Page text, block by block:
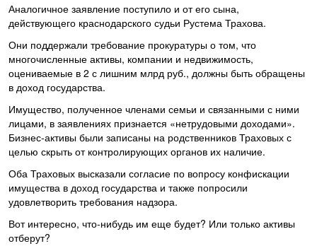
Аналогичное заявление поступило и от его сына,
действующего краснодарского судьи Рустема Трахова.
Они поддержали требование прокуратуры о том, что
многочисленные активы, компании и недвижимость,
оцениваемые в 2 с лишним млрд руб., должны быть обращены
в доход государства.
Имущество, полученное членами семьи и связанными с ними
лицами, в заявлениях признается «нетрудовыми доходами».
Бизнес-активы были записаны на родственников Траховых с
целью скрыть от контролирующих органов их наличие.
Оба Траховых высказали согласие по вопросу конфискации
имущества в доход государства и также попросили
удовлетворить требования надзора.
Вот интересно, что-нибудь им еще будет? Или только активы
отберут?